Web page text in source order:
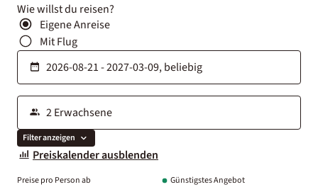
Wie willst du reisen?
Eigene Anreise
Mit Flug
Filter anzeigen
Preiskalender ausblenden
Preise pro Person ab Günstigstes Angebot